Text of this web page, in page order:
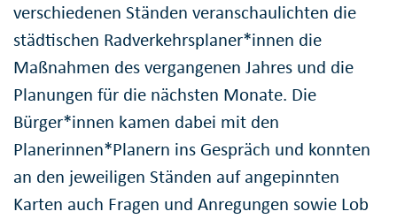
verschiedenen Ständen veranschaulichten die
städtischen Radverkehrsplaner*innen die
Maßnahmen des vergangenen Jahres und die
Planungen für die nächsten Monate. Die
Bürger*innen kamen dabei mit den
Planerinnen*Planern ins Gespräch und konnten
an den jeweiligen Ständen auf angepinnten
Karten auch Fragen und Anregungen sowie Lob